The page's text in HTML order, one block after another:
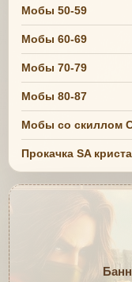
Мобы 50-59
Мобы 60-69
Мобы 70-79
Мобы 80-87
Мобы со скиллом
Прокачка SA